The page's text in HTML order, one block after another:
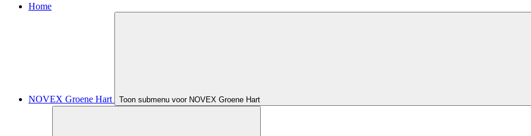
Home
NOVEX Groene Hart Toon submenu voor NOVEX Groene Hart